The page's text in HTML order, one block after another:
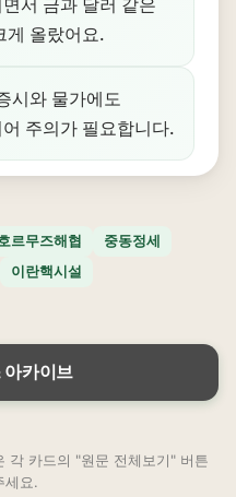
서 금과 달러 같은
게 올랐어요.
시와 물가에도
주의가 필요합니다.
르무즈해협
중동정세
이란핵시설
아카이브
각 카드의 "원문 전체보기" 버튼
세요.